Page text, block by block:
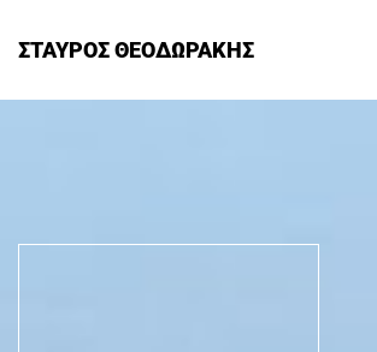
ΣΤΑΥΡΟΣ ΘΕΟΔΩΡΑΚΗΣ